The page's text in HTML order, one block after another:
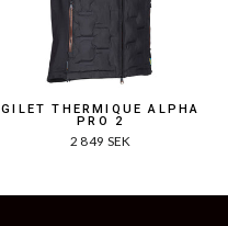
GILET THERMIQUE ALPHA
PRO 2
2 849 SEK